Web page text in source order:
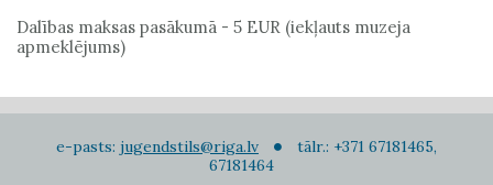
Dalības maksas pasākumā - 5 EUR (iekļauts muzeja
apmeklējums)
e-pasts: jugendstils@riga.lv
tālr.: +371 67181465,
67181464